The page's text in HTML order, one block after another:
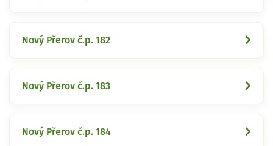
Nový Přerov č.p. 182
Nový Přerov č.p. 183
Nový Přerov č.p. 184